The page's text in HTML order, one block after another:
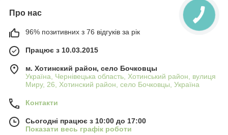
Про нас
96% позитивних з 76 відгуків за рік
Працює з 10.03.2015
м. Хотинский район, село Бочковцы
Україна, Чернівецька область, Хотинський район, вулиця
Миру, 26, Хотинский район, село Бочковцы, Україна
Контакти
Сьогодні працює з 10:00 до 17:00
Показати весь графік роботи